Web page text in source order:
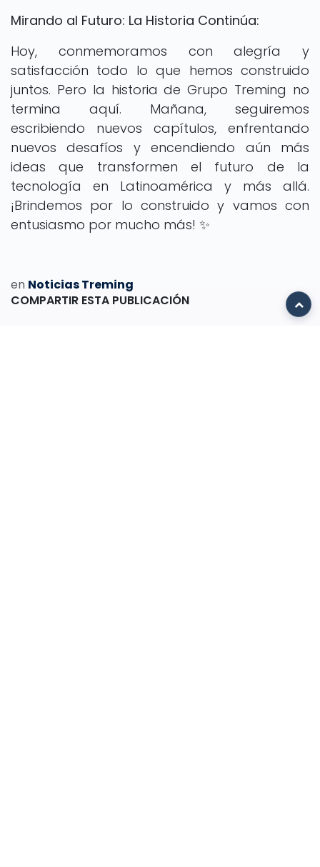
Mirando al Futuro: La Historia Continúa:
Hoy, conmemoramos con alegría y
satisfacción todo lo que hemos construido
juntos. Pero la historia de Grupo Treming no
termina aquí. Mañana, seguiremos
escribiendo nuevos capítulos, enfrentando
nuevos desafíos y encendiendo aún más
ideas que transformen el futuro de la
tecnología en Latinoamérica y más allá.
¡Brindemos por lo construido y vamos con
entusiasmo por mucho más! ✨
en Noticias Treming
COMPARTIR ESTA PUBLICACIÓN